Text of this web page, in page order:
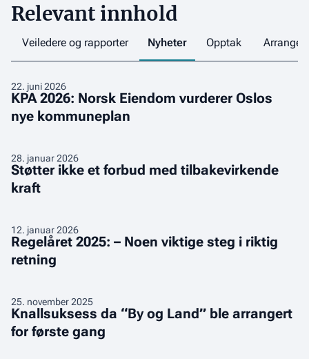
Relevant innhold
Veiledere og rapporter Nyheter Opptak
22. juni 2026
KPA 2026: Norsk Eiendom vurderer Oslos
nye kommuneplan
KPA
2026:
Norsk
vurderer
Oslos
nye
28. januar 2026
Støtter ikke et forbud med tilbakevirkende
kraft
Støtter
ikke
et
med
tilbakevirkende
kraft
12. januar 2026
Regelåret 2025: – Noen viktige steg i riktig
retning
Regelåret
2025:
–
viktige
steg
i
25. november 2025
Knallsuksess da “By og Land” ble arrangert
for første gang
Knallsuksess
da
“By